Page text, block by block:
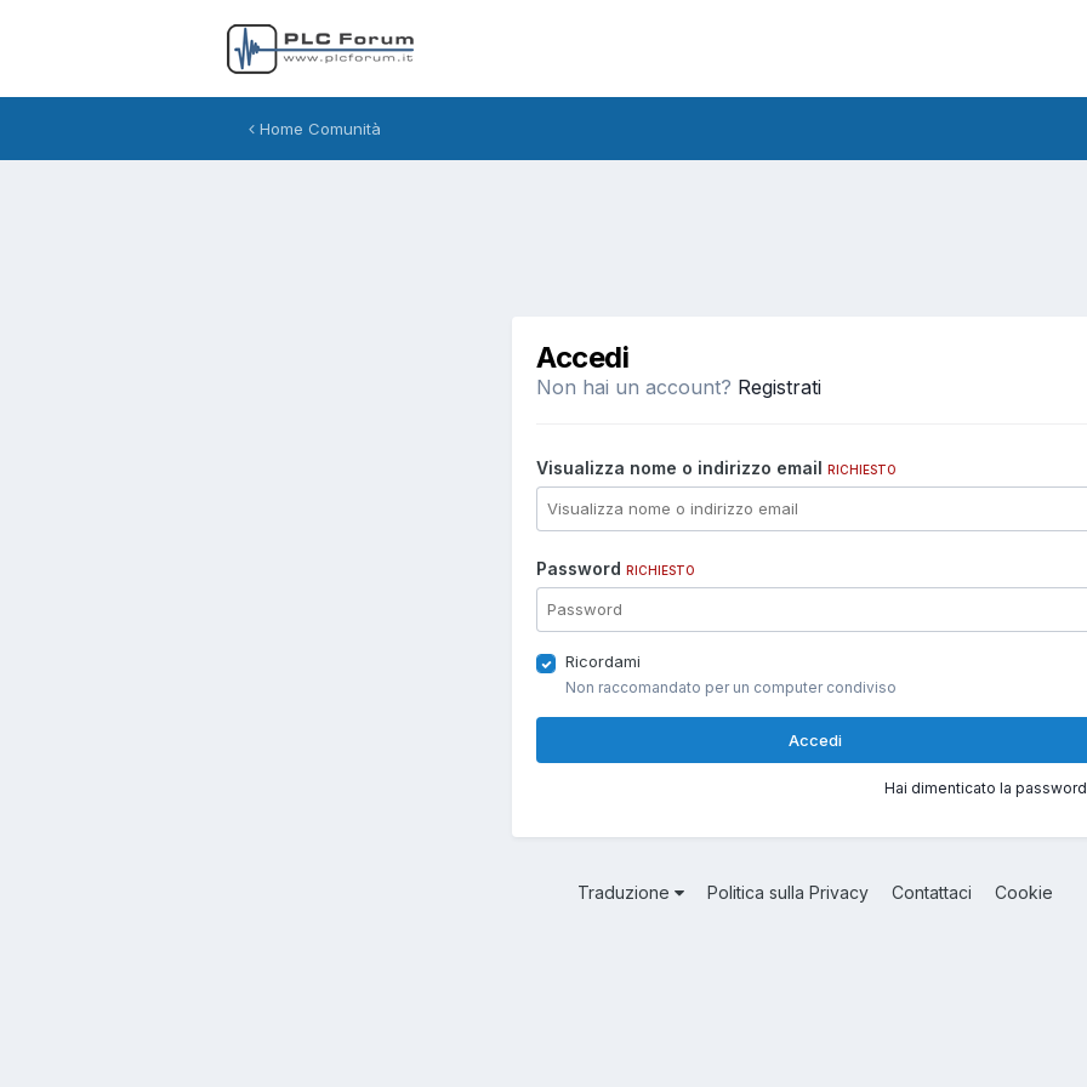
Home Comunità
Accedi
Non hai un account? Registrati
Visualizza nome o indirizzo email RICHIESTO
Password RICHIESTO
Ricordami
Non raccomandato per un computer condiviso
Accedi
Hai dimenticato la
Traduzione Politica sulla Privacy Contattaci Cookie